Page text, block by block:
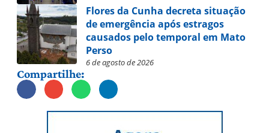
Flores da Cunha decreta situação
de emergência após estragos
causados pelo temporal em Mato
Perso
6 de agosto de 2026
Compartilhe: